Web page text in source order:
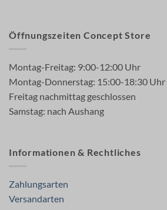
Öffnungszeiten Concept Store
Montag-Freitag: 9:00-12:00 Uhr
Montag-Donnerstag: 15:00-18:30 Uhr
Freitag nachmittag geschlossen
Samstag: nach Aushang
Informationen & Rechtliches
Zahlungsarten
Versandarten